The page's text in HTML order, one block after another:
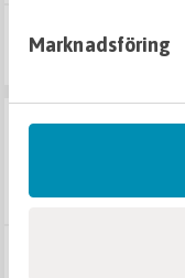
Marknadsföring
1 533 kr
SE